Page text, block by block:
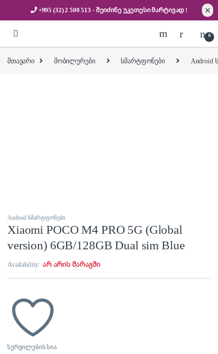
+995 (32) 2 500 513 - შეიძინე უკეთესიმარტივად ! ✕
0
მთავარი მობილურები სმარტფონები Android
Android სმარტფონები
Xiaomi POCO M4 PRO 5G (Global
version) 6GB/128GB Dual sim Blue
Availability:არ არის მარაგში
სურვილების სია